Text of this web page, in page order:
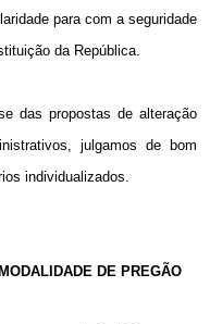
para com a seguridade
da República.
das propostas de alteração
julgamos de bom
individualizados.
DE PREGÃO